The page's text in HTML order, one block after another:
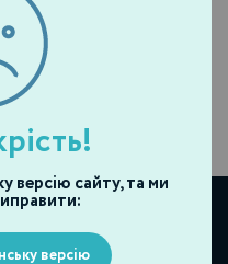
версію сайту, та ми
версію